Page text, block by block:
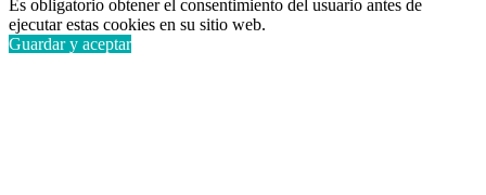
Es obligatorio obtener el consentimiento del usuario antes de
ejecutar estas cookies en su sitio web.
Guardar y aceptar